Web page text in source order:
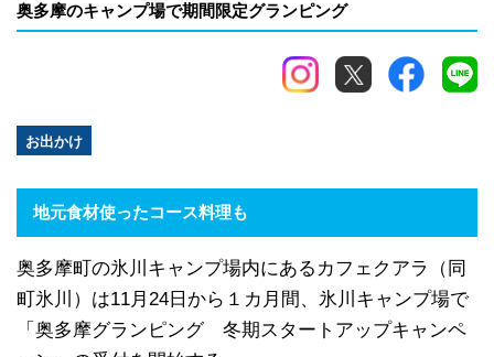
奥多摩のキャンプ場で期間限定グランピング
お出かけ
地元食材使ったコース料理も
奥多摩町の氷川キャンプ場内にあるカフェクアラ（同
町氷川）は11月24日から１カ月間、氷川キャンプ場で
「奥多摩グランピング 冬期スタートアップキャンペ